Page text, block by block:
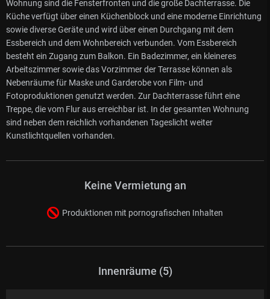
Wohnung sind die Fensterfronten und die große Dachterrasse. Die
Küche verfügt über einen Küchenblock und eine moderne Einrichtung
sowie diverse Geräte und wird über einen Durchgang mit dem
Essbereich und dem Wohnbereich verbunden. Vom Essbereich
besteht ein Zugang zum Balkon. Ein Badezimmer, ein kleineres
Arbeitszimmer sowie das Vorzimmer der Terrasse können als
Nebenräume für Maske und Garderobe von Film- und
Fotoproduktionen genutzt werden. Zur Dachterrasse führt eine
Treppe, die vom Flur aus erreichbar ist. In der gesamten Wohnung
sind neben dem reichlich vorhandenen Tageslicht weiter
Kunstlichtquellen vorhanden.
Keine Vermietung an
Produktionen mit pornografischen Inhalten
Innenräume (5)